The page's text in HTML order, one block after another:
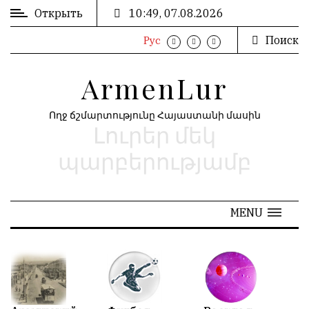
ВХОД
РЕГИСТРАЦИЯ
АРХИВ
« Июнь 2026
ՄՈՒՏՔ
Открыть 10:49, 07.08.2026
Рус Поиск
ArmenLur
Ողջ ճշմարտությունը Հայաստանի մասին
Լուրեր մեկ
պարբերությամբ
MENU